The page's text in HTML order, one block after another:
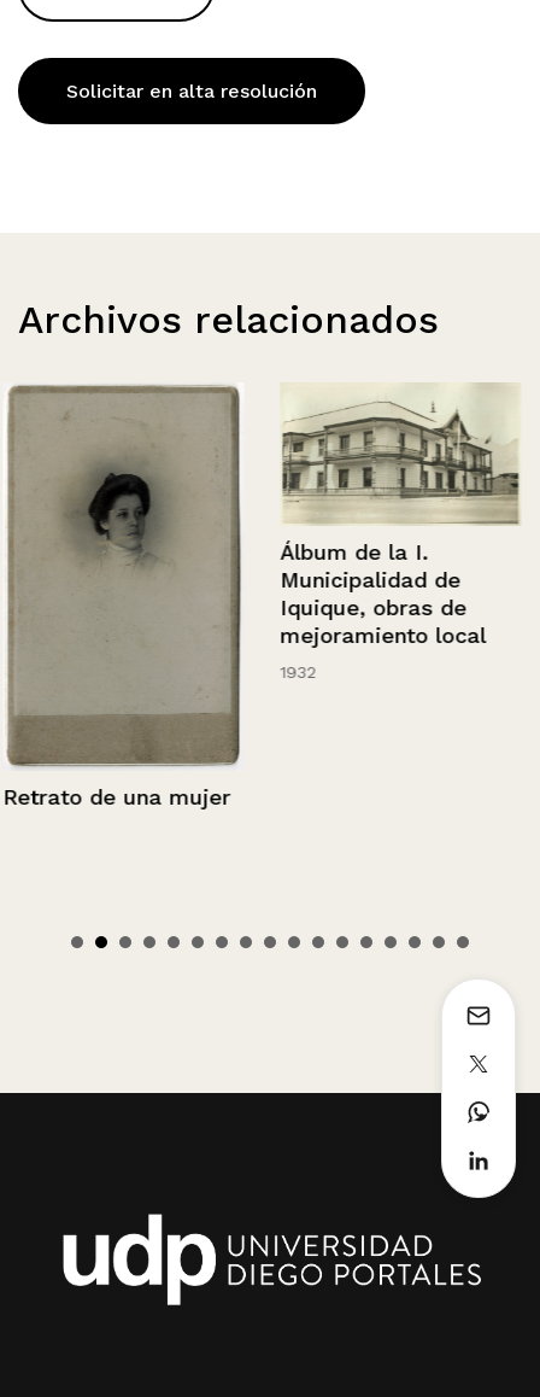
Solicitar en alta resolución
Archivos relacionados
Retrato de una mujer
Álbum de la I.
Municipalidad de
Iquique, obras de
mejoramiento local
1932